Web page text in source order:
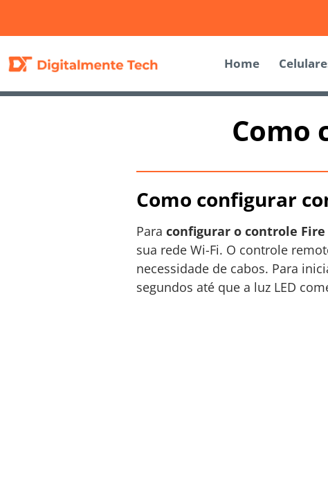
Home
Como
Como configurar
Para configurar o controle Fire
sua rede Wi-Fi. O controle
necessidade de cabos. Para
segundos até que a luz LED